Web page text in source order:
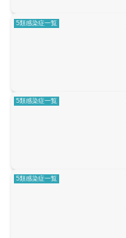
5類感染症一覧
5類感染症一覧
5類感染症一覧